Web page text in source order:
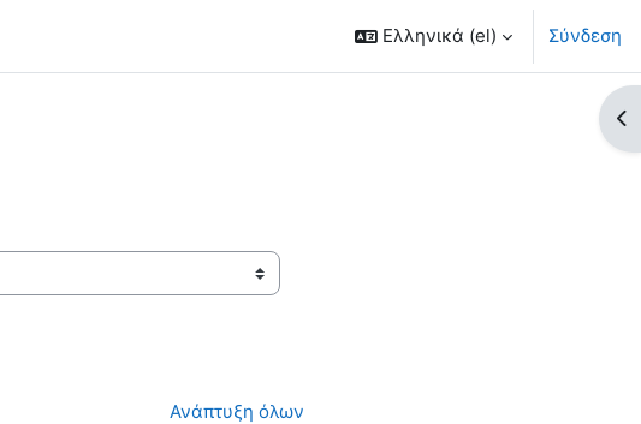
Ελληνικά ‎(el)‎ Σύνδεση
Ανάπτυξη όλων